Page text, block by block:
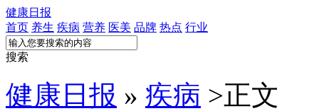
健康日报
首页 养生 疾病 营养 医美 品牌 热点 行业
搜索
健康日报 » 疾病 >正文